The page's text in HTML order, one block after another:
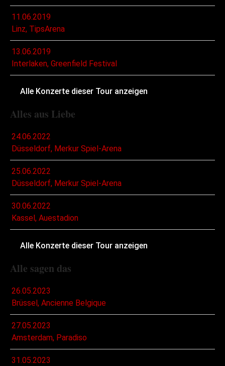
11.06.2019
Linz, TipsArena
13.06.2019
Interlaken, Greenfield Festival
Alle Konzerte dieser Tour anzeigen
Alles aus Liebe
24.06.2022
Düsseldorf, Merkur Spiel-Arena
25.06.2022
Düsseldorf, Merkur Spiel-Arena
30.06.2022
Kassel, Auestadion
Alle Konzerte dieser Tour anzeigen
Alle sagen das
26.05.2023
Brüssel, Ancienne Belgique
27.05.2023
Amsterdam, Paradiso
31.05.2023